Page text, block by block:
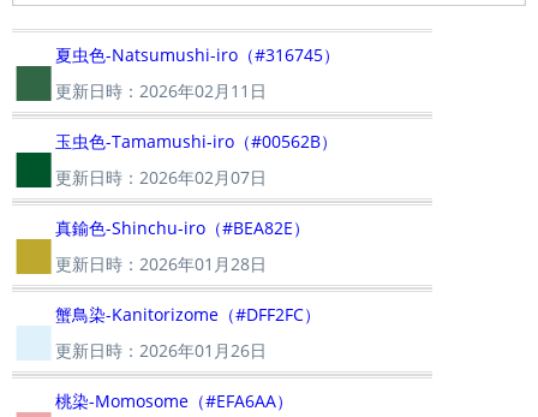
■ 夏虫色-Natsumushi-iro（#316745）
更新日時：2026年02月11日
■ 玉虫色-Tamamushi-iro（#00562B）
更新日時：2026年02月07日
■真鍮色-Shinchu-iro（#BEA82E）
更新日時：2026年01月28日
■ 蟹鳥染-Kanitorizome（#DFF2FC）
更新日時：2026年01月26日
桃染-Momosome（#EFA6AA）